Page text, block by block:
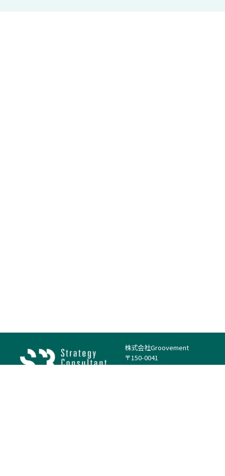
株式会社Groovement
〒150-0041
東京都渋谷区神南1丁目23−14